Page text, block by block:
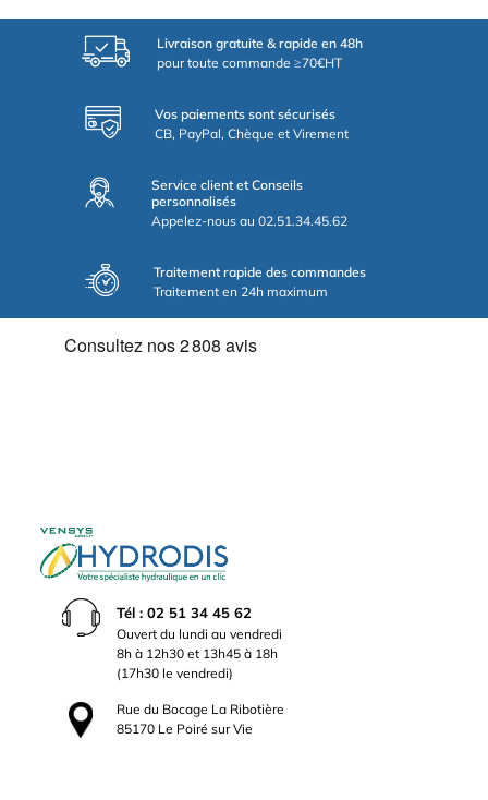
Livraison gratuite & rapide en 48h
pour toute commande ≥70€HT
Vos paiements sont sécurisés
CB, PayPal, Chèque et Virement
Service client et Conseils
personnalisés
Appelez-nous au 02.51.34.45.62
Traitement rapide des commandes
Traitement en 24h maximum
Tél : 02 51 34 45 62
Ouvert du lundi au vendredi
8h à 12h30 et 13h45 à 18h
(17h30 le vendredi)
Rue du Bocage La Ribotière
85170 Le Poiré sur Vie